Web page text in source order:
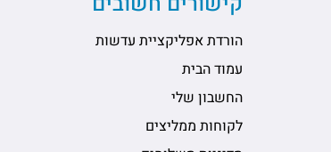
הורדת אפליקציית עדשות
עמוד הבית
החשבון שלי
לקוחות ממליצים